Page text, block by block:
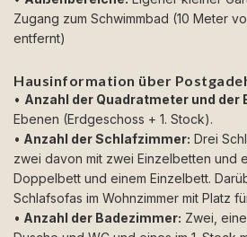
Zugang zum Schwimmbad (10 Meter
entfernt)
Hausinformation über
• Anzahl der Quadratmeter und der
Ebenen (Erdgeschoss + 1. Stock).
• Anzahl der Schlafzimmer: Drei
zwei davon mit zwei Einzelbetten und
Doppelbett und einem Einzelbett.
Schlafsofas im Wohnzimmer mit Platz
• Anzahl der Badezimmer: Zwei,